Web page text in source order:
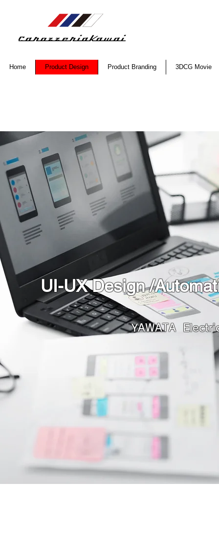
Home Product Design Product Branding 3DCG Movie
UI-UX Design /
​YAWATA